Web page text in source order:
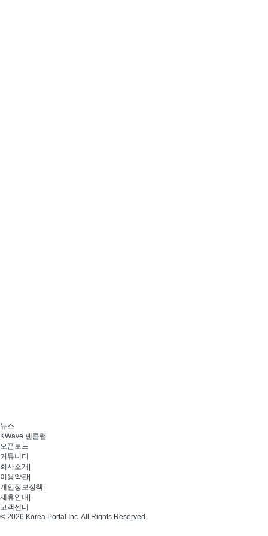
뉴스
KWave 팬클럽
오픈보드
커뮤니티
회사소개
이용약관
개인정보정책
제휴안내
고객센터
© 2026 Korea Portal Inc. All Rights Reserved.